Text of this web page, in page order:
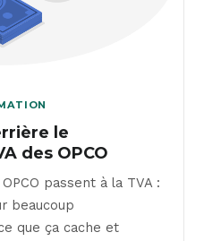
le
des OPCO
passent à la TVA :
beaucoup
que ça cache et